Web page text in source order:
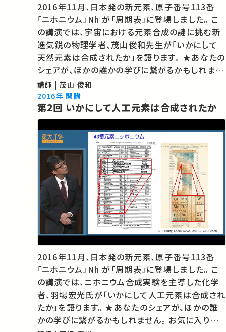
2016年11月、日本発の新元素、原子番号113番
「ニホニウム」Nh が「周期表」に登場しました。 こ
の講演では、宇宙における元素合成の謎に挑む新
進気鋭の物理学者、茂山俊和先生が「いかにして
天然元素は合成されたか」を語ります。 ★あなたの
シェアが、ほかの誰かの学びに繋がるかもしれませ
ん。 お気に入りの講義・講演があればSNSなどで
シェアをお願いします。
講師 | 茂山 俊和
2016年 開講
第2回 いかにして人工元素は合成されたか
2016年11月、日本発の新元素、原子番号113番
「ニホニウム」Nh が「周期表」に登場しました。 こ
の講演では、ニホニウム合成実験を主導した化学
者、羽場宏光氏が「いかにして人工元素は合成され
たか」を語ります。 ★あなたのシェアが、ほかの誰
かの学びに繋がるかもしれません。 お気に入りの